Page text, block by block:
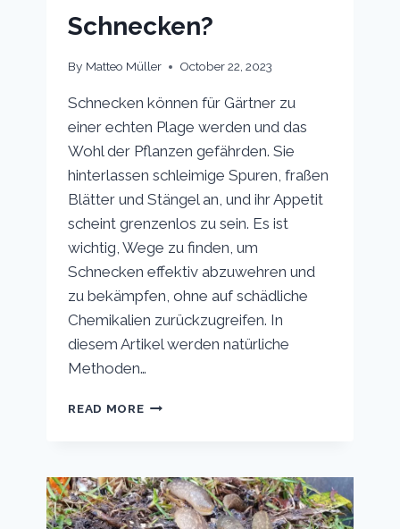
Schnecken?
By Matteo Müller October 22, 2023
Schnecken können für Gärtner zu
einer echten Plage werden und das
Wohl der Pflanzen gefährden. Sie
hinterlassen schleimige Spuren, fraßen
Blätter und Stängel an, und ihr Appetit
scheint grenzenlos zu sein. Es ist
wichtig, Wege zu finden, um
Schnecken effektiv abzuwehren und
zu bekämpfen, ohne auf schädliche
Chemikalien zurückzugreifen. In
diesem Artikel werden natürliche
Methoden…
READ MOREWAS